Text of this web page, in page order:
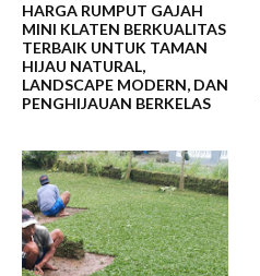
HARGA RUMPUT GAJAH
MINI KLATEN BERKUALITAS
TERBAIK UNTUK TAMAN
HIJAU NATURAL,
LANDSCAPE MODERN, DAN
PENGHIJAUAN BERKELAS